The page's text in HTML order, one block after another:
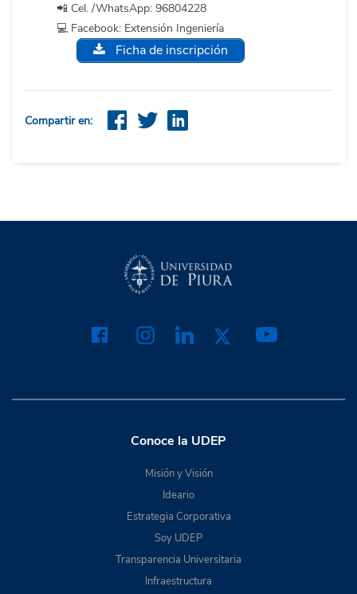
📲 Cel. /WhatsApp: 96804228
💻 Facebook: Extensión Ingeniería
Ficha de inscripción
Compartir en:
Conoce la UDEP
Misión y Visión
Ideario
Estrategia Corporativa
Soy UDEP
Transparencia Universitaria
Infraestructura